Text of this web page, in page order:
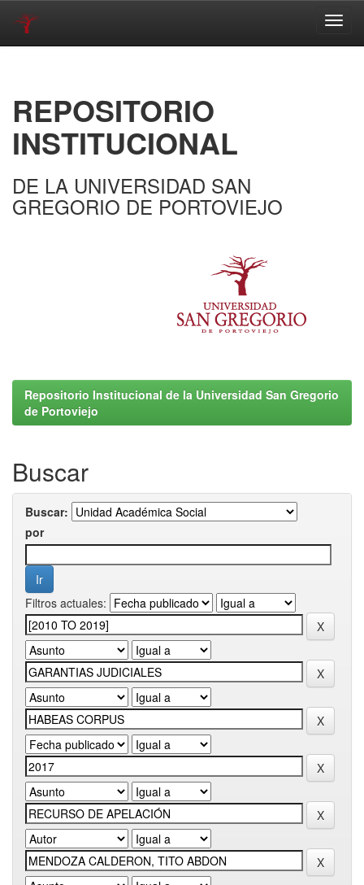
REPOSITORIO
INSTITUCIONAL
DE LA UNIVERSIDAD SAN
GREGORIO DE PORTOVIEJO
Repositorio Institucional de la Universidad San Gregorio
de Portoviejo
Buscar
Buscar:
por
Filtros actuales: